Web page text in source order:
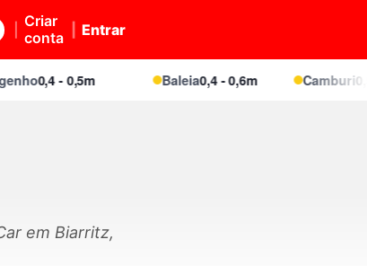
Criar
conta
Entrar
0,4 - 0,5m Baleia0,4 - 0,6m Camburi0,5 -
em Biarritz,